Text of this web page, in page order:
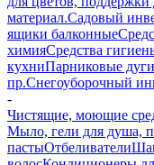
материал.Садовый
ящики балконные
химияСредства
кухниПарниковые
пр.Снегоуборочный
-
Чистящие, моющие
Мыло, гели для душа,
пастыОтбеливатели